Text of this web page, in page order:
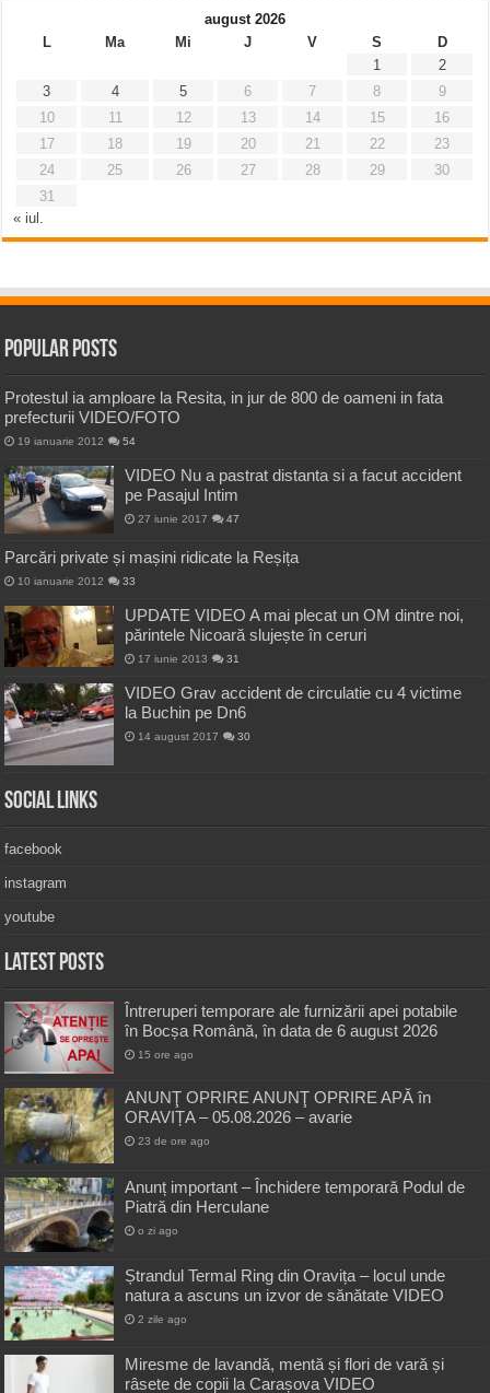
august 2026
L
Ma Mi J V S
D
1
2
3
4 5 6 7 8
9
10
11 12 13 14 15
16
17
18 19 20 21 22
23
24
25 26 27 28 29
30
31
« iul.
Popular Posts
Protestul ia amploare la Resita, in jur de 800 de oameni in fata
prefecturii VIDEO/FOTO
19 ianuarie 2012 54
VIDEO Nu a pastrat distanta si a facut accident
pe Pasajul Intim
27 iunie 2017 47
Parcări private și mașini ridicate la Reșița
10 ianuarie 2012 33
UPDATE VIDEO A mai plecat un OM dintre noi,
părintele Nicoară slujește în ceruri
17 iunie 2013 31
VIDEO Grav accident de circulatie cu 4 victime
la Buchin pe Dn6
14 august 2017 30
Social Links
facebook
instagram
youtube
Latest Posts
Întreruperi temporare ale furnizării apei potabile
în Bocșa Română, în data de 6 august 2026
15 ore ago
ANUNŢ OPRIRE ANUNŢ OPRIRE APĂ în
ORAVIȚA – 05.08.2026 – avarie
23 de ore ago
Anunț important – Închidere temporară Podul de
Piatră din Herculane
o zi ago
Ștrandul Termal Ring din Oravița – locul unde
natura a ascuns un izvor de sănătate VIDEO
2 zile ago
Miresme de lavandă, mentă și flori de vară și
râsete de copii la Carașova VIDEO